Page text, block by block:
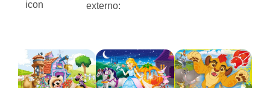
externo: